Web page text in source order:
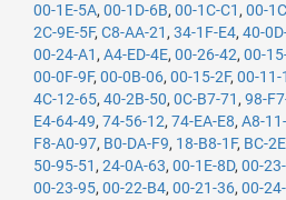
00-1E-5A, 00-1D-6B, 00-1C-C1 , 00-
2C-9E-5F, C8-AA-21 , 34-1F-E4, 40-
00-24-A1 , A4-ED-4E, 00-26-42, 00-
00-0F-9F, 00-0B-06, 00-15-2F, 00-11-
4C-12-65, 40-2B-50, 0C-B7-71 , 98-
E4-64-49, 74-56-12, 74-EA-E8, A8-
F8-A0-97, B0-DA-F9, 18-B8-1F, BC-
50-95-51 , 24-0A-63, 00-1E-8D, 00-
00-23-95, 00-22-B4, 00-21-36, 00-